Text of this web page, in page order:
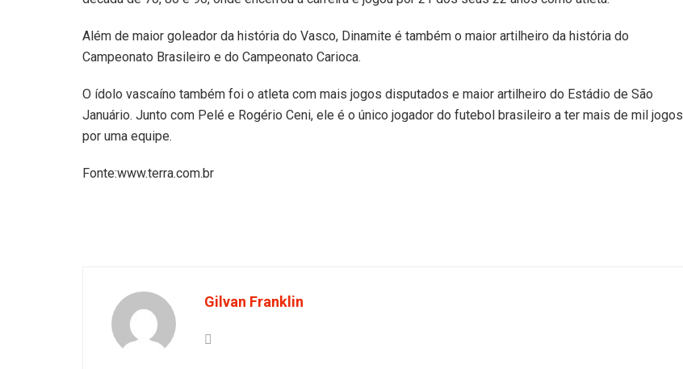
Além de maior goleador da história do Vasco, Dinamite é também o maior artilheiro da história do
Campeonato Brasileiro e do Campeonato Carioca.
O ídolo vascaíno também foi o atleta com mais jogos disputados e maior artilheiro do Estádio de São
Januário. Junto com Pelé e Rogério Ceni, ele é o único jogador do futebol brasileiro a ter mais de mil jogos
por uma equipe.
Fonte:www.terra.com.br
Gilvan Franklin